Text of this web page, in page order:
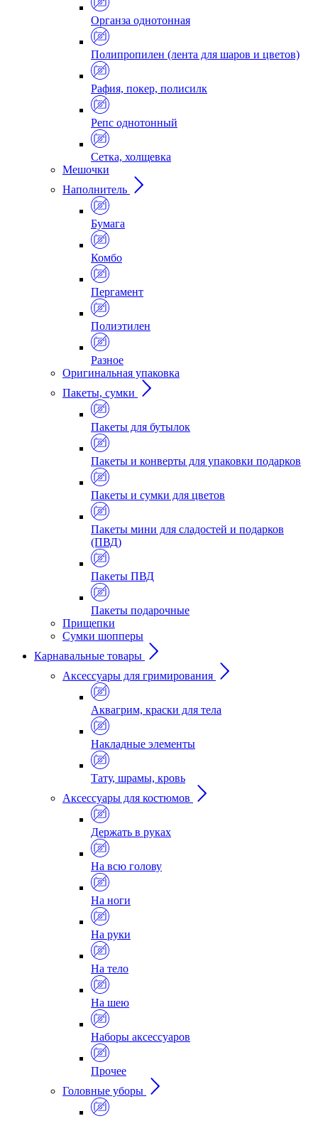
Органза однотонная
Полипропилен (лента для шаров и цветов)
Рафия, покер, полисилк
Репс однотонный
Сетка, холщевка
Мешочки
Наполнитель
Бумага
Комбо
Пергамент
Полиэтилен
Разное
Оригинальная упаковка
Пакеты, сумки
Пакеты для бутылок
Пакеты и конверты для упаковки подарков
Пакеты и сумки для цветов
Пакеты мини для сладостей и подарков
(ПВД)
Пакеты ПВД
Пакеты подарочные
Прищепки
Сумки шопперы
Карнавальные товары
Аксессуары для гримирования
Аквагрим, краски для тела
Накладные элементы
Тату, шрамы, кровь
Аксессуары для костюмов
Держать в руках
На всю голову
На ноги
На руки
На тело
На шею
Наборы аксессуаров
Прочее
Головные уборы